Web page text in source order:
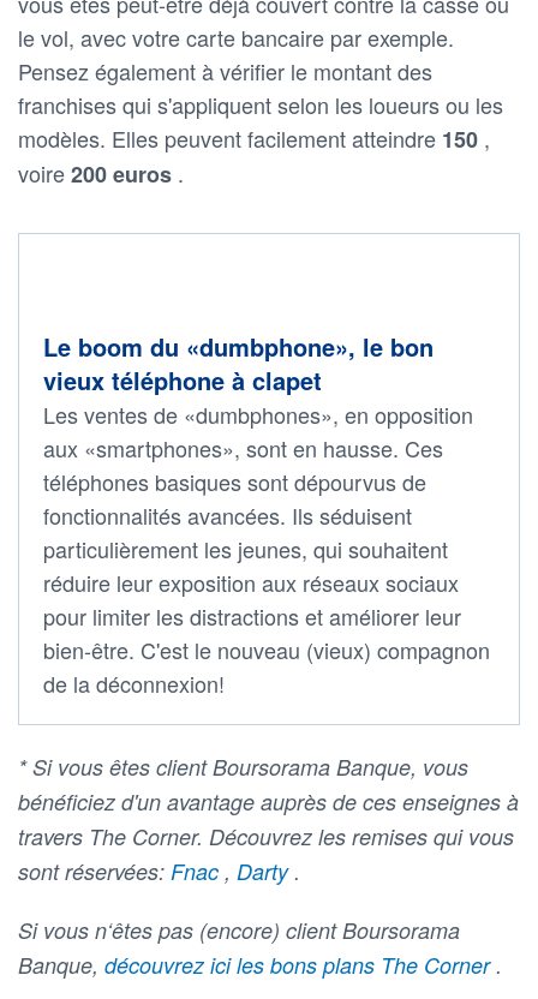
le vol, avec votre carte bancaire par exemple.
Pensez également à vérifier le montant des
franchises qui s'appliquent selon les loueurs ou les
modèles. Elles peuvent facilement atteindre 150 ,
voire200 euros .
Le boom du «dumbphone», le bon
vieux téléphone à clapet
Les ventes de «dumbphones», en opposition
aux «smartphones», sont en hausse. Ces
téléphones basiques sont dépourvus de
fonctionnalités avancées. Ils séduisent
particulièrement les jeunes, qui souhaitent
réduire leur exposition aux réseaux sociaux
pour limiter les distractions et améliorer leur
bien-être. C'est le nouveau (vieux) compagnon
de la déconnexion!
* Si vous êtes client Boursorama Banque, vous
bénéficiez d'un avantage auprès de ces enseignes à
travers The Corner. Découvrez les remises qui vous
sont réservées: Fnac , Darty.
Si vous n‘êtes pas (encore) client Boursorama
Banque, découvrez ici les bons plans The Corner.